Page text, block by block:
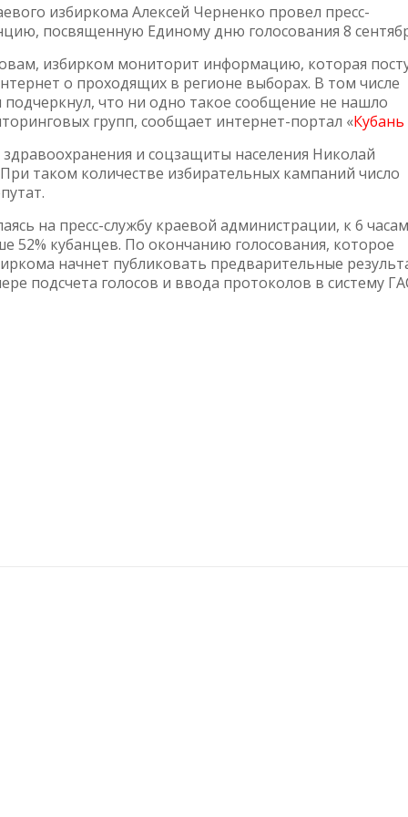
избиркома Алексей Черненко провел пресс-
посвященную Единому дню голосования 8
избирком мониторит информацию, которая
о проходящих в регионе выборах. В том числе
что ни одно такое сообщение не нашло
групп, сообщает интернет-портал «Кубань
и соцзащиты населения Николай
таком количестве избирательных кампаний число
на пресс-службу краевой администрации, к 6 часам
52% кубанцев. По окончанию голосования, которое
начнет публиковать предварительные
подсчета голосов и ввода протоколов в систему